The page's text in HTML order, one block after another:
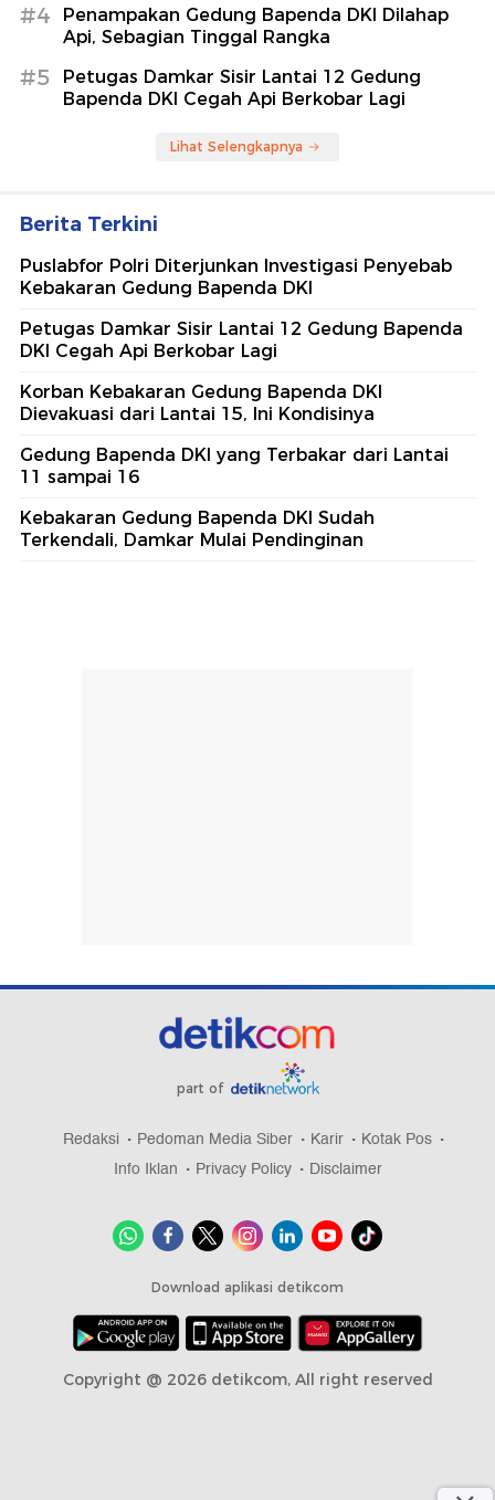
#4
Penampakan Gedung Bapenda DKI Dilahap
Api, Sebagian Tinggal Rangka
#5
Petugas Damkar Sisir Lantai 12 Gedung
Bapenda DKI Cegah Api Berkobar Lagi
Lihat Selengkapnya
Berita Terkini
Puslabfor Polri Diterjunkan Investigasi Penyebab
Kebakaran Gedung Bapenda DKI
Petugas Damkar Sisir Lantai 12 Gedung Bapenda
DKI Cegah Api Berkobar Lagi
Korban Kebakaran Gedung Bapenda DKI
Dievakuasi dari Lantai 15, Ini Kondisinya
Gedung Bapenda DKI yang Terbakar dari Lantai
11 sampai 16
Kebakaran Gedung Bapenda DKI Sudah
Terkendali, Damkar Mulai Pendinginan
part of
Redaksi Pedoman Media Siber Karir
Kotak Pos
Info Iklan
Privacy Policy Disclaimer
Download aplikasi detikcom
Copyright @ 2026 detikcom, All right reserved